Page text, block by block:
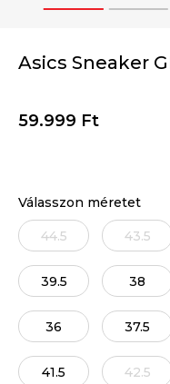
1 2
Asics Sneaker
59.999 Ft
Válasszon méretet
44.5 43.5
39.5 38
36 37.5
41.5 42.5